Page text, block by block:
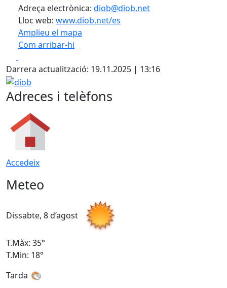
Adreça electrònica: diob@diob.net
Lloc web: www.diob.net/es
Amplieu el mapa
Com arribar-hi
+
−
Darrera actualització: 19.11.2025 | 13:16
diob
Adreces i telèfons
Accedeix
Meteo
Dissabte, 8 d’agost
T.Màx: 35°
T.Min: 18°
Tarda